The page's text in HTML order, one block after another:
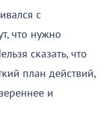
с
что нужно
сказать, что
план действий,
и